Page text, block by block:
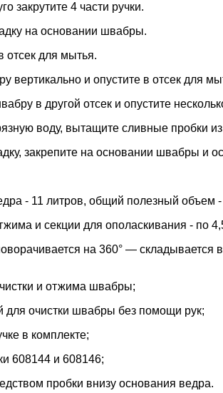
закрутите 4 части ручки.
на основании швабры.
отсек для мытья.
вертикально и опустите в отсек для
в другой отсек и опустите
воду, вытащите сливные пробки
закрепите на основании швабры и
- 11 литров, общий полезный объем -
и секции для ополаскивания - по
на 360° —
и отжима швабры;
для очистки швабры без помощи рук;
в комплекте;
608144 и 608146;
пробки внизу основания ведра.